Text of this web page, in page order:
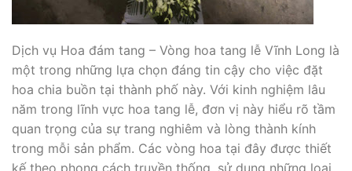
Dịch vụ Hoa đám tang – Vòng hoa tang lễ Vĩnh Long là
một trong những lựa chọn đáng tin cậy cho việc đặt
hoa chia buồn tại thành phố này. Với kinh nghiệm lâu
năm trong lĩnh vực hoa tang lễ, đơn vị này hiểu rõ tầm
quan trọng của sự trang nghiêm và lòng thành kính
trong mỗi sản phẩm. Các vòng hoa tại đây được thiết
kế theo phong cách truyền thống, sử dụng những loại